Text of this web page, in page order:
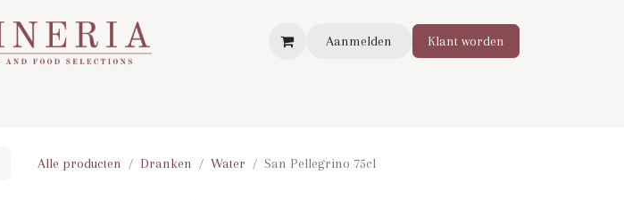
Aanmelden Klant worden
Alle producten Dranken Water San Pellegrino 75cl